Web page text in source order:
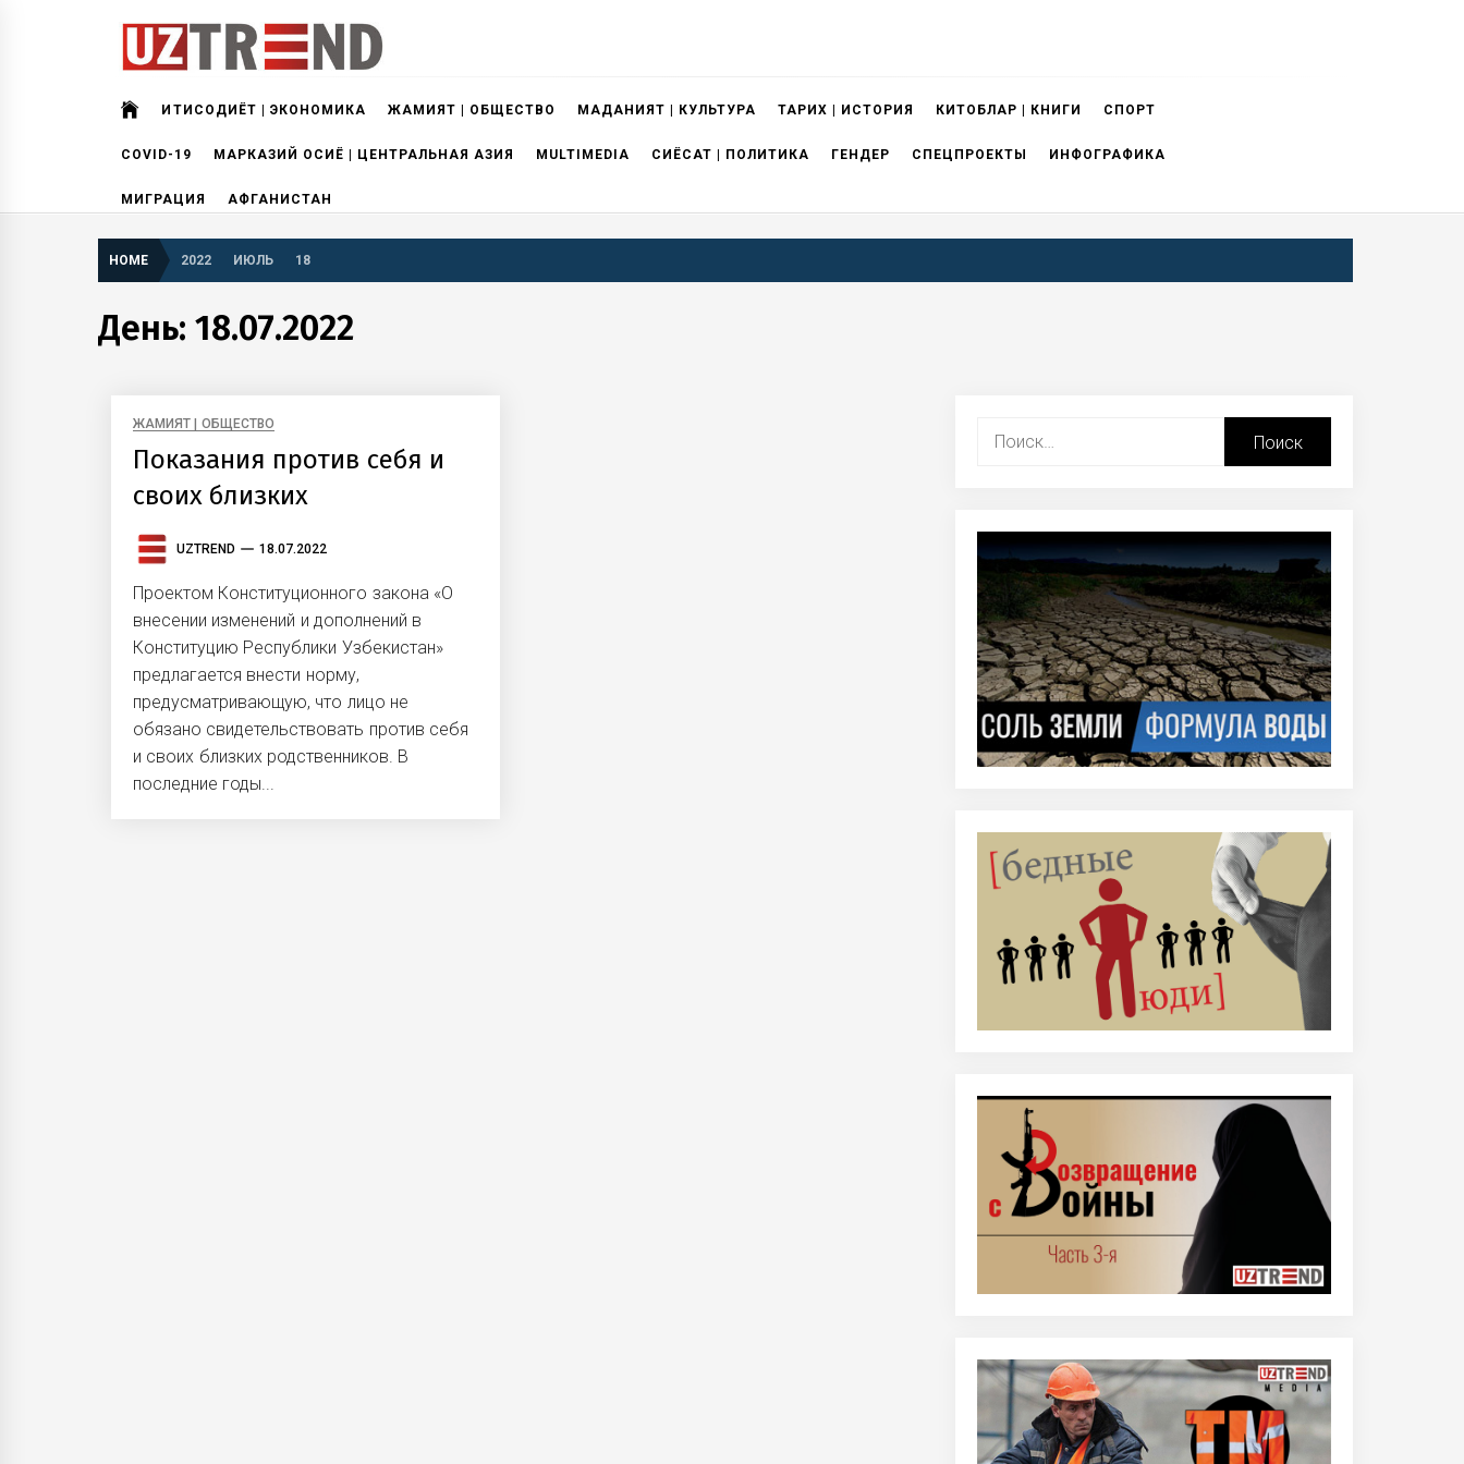
uztrend
ИҚТИСОДИЁТ | ЭКОНОМИКА ЖАМИЯТ | ОБЩЕСТВО МАДАНИЯТ | КУЛЬТУРА ТАРИХ | ИСТОРИЯ КИТОБЛАР | КНИГИ СПОРТ
COVID-19 МАРКАЗИЙ ОСИЁ | ЦЕНТРАЛЬНАЯ АЗИЯ MULTIMEDIA СИЁСАТ | ПОЛИТИКА ГЕНДЕР СПЕЦПРОЕКТЫ ИНФОГРАФИКА
МИГРАЦИЯ АФГАНИСТАН
HOME 2022 ИЮЛЬ 18
День:18.07.2022
ЖАМИЯТ | ОБЩЕСТВО
Показания против себя и
своих близких
UZTREND 18.07.2022
Проектом Конституционного закона «О
внесении изменений и дополнений в
Конституцию Республики Узбекистан»
предлагается внести норму,
предусматривающую, что лицо не
обязано свидетельствовать против себя
и своих близких родственников. В
последние годы...
Найти: